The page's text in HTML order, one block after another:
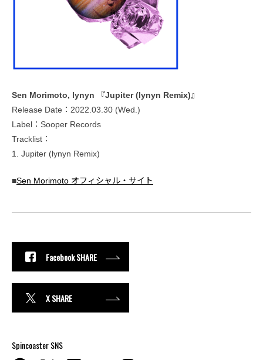
Sen Morimoto, lynyn 『Jupiter (lynyn Remix)』
Release Date：2022.03.30 (Wed.)
Label：Sooper Records
Tracklist：
1. Jupiter (lynyn Remix)
■Sen Morimoto オフィシャル・サイト
Facebook SHARE
X SHARE
Spincoaster SNS